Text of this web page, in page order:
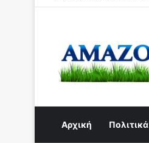
Αρχική Πολιτικά